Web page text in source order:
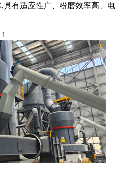
具有适应性广、粉磨效率高、电